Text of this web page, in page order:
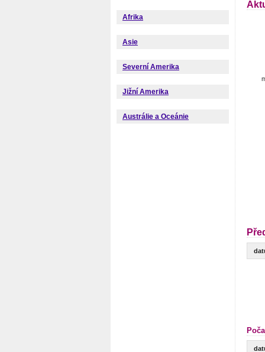
Afrika
Asie
Severní Amerika
Jižní Amerika
Austrálie a Oceánie